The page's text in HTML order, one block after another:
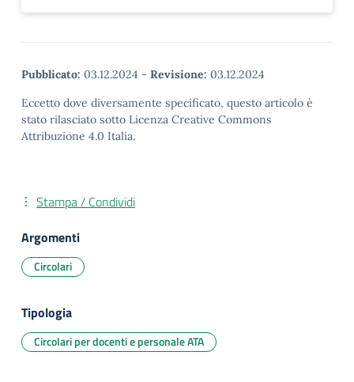
Pubblicato: 03.12.2024 - Revisione: 03.12.2024
Eccetto dove diversamente specificato, questo articolo è
stato rilasciato sotto Licenza Creative Commons
Attribuzione 4.0 Italia.
Stampa / Condividi
Argomenti
Circolari
Tipologia
Circolari per docenti e personale ATA